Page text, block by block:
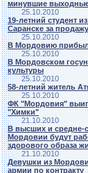
минувшие
25.10.2010
19-летний студент
Саранске за
25.10.2010
В Мордовию
25.10.2010
В Мордовском
культуры
25.10.2010
58-летний житель
25.10.2010
ФК "Мордовия"
"Химки"
21.10.2010
В высших и средне-
Мордовии будут
здорового образа
21.10.2010
Девушки из
армии по контракту